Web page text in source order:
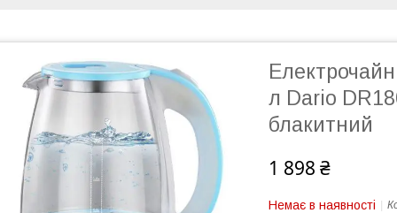
л Dario
блакитний
1 898 ₴
Немає в наявності